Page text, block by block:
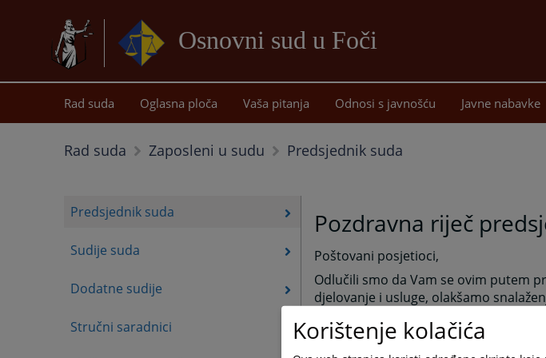
Osnovni sud u Foči
sadržaj
Rad suda Oglasna ploča Vaša pitanja Odnosi s javnošću Javne nabavke
Rad suda Zaposleni u sudu Predsjednik suda
Predsjednik suda
Sudije suda
Dodatne sudije
Stručni saradnici
Pozdravna riječ
Poštovani posjetioci,
Odlučili smo da Vam se ovim putem
djelovanje i usluge, olakšamo
Ovdje možete pratiti rad Osnovnog
Korištenje kolačića